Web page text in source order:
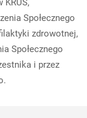
KRUS,
Społecznego
zdrowotnej,
Społecznego
i przez